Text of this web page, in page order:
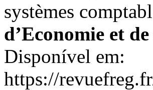
systèmes
d’Economie et
Disponível em:
https://